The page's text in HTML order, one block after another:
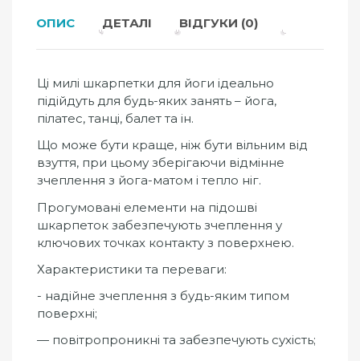
ОПИС ДЕТАЛІ ВІДГУКИ (0)
Ці милі шкарпетки для йоги ідеально
підійдуть для будь-яких занять – йога,
пілатес, танці, балет та ін.
Що може бути краще, ніж бути вільним від
взуття, при цьому зберігаючи відмінне
зчеплення з йога-матом і тепло ніг.
Прогумовані елементи на підошві
шкарпеток забезпечують зчеплення у
ключових точках контакту з поверхнею.
Характеристики та переваги:
- надійне зчеплення з будь-яким типом
поверхні;
— повітропроникні та забезпечують сухість;